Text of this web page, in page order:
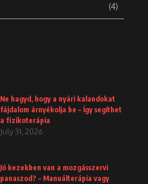
(4)
Ne hagyd, hogy a nyári kalandokat
fájdalom árnyékolja be – Így segíthet
a fizikoterápia
July 31, 2026
Jó kezekben van a mozgásszervi
panaszod? – Manuálterápia vagy